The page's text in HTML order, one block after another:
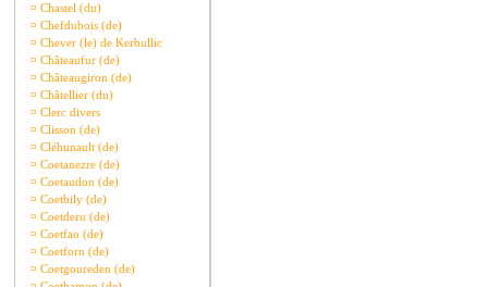
¤ Chastel (du)
¤ Chefdubois (de)
¤ Chever (le) de Kerbullic
¤ Châteaufur (de)
¤ Châteaugiron (de)
¤ Châtellier (du)
¤ Clerc divers
¤ Clisson (de)
¤ Cléhunault (de)
¤ Coetanezre (de)
¤ Coetaudon (de)
¤ Coetbily (de)
¤ Coetderu (de)
¤ Coetfao (de)
¤ Coetforn (de)
¤ Coetgoureden (de)